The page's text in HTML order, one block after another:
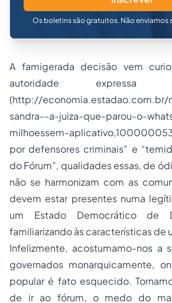
Os boletins são gratuitos. Não enviamos
A famigerada decisão vem
autoridade
(http://economia.estadao.com.br/
sandra--a-juiza-que-parou-o-
milhoessem-
por defensores criminais” e
do Fórum”, qualidades essas, de
não se harmonizam com as
devem estar presentes numa
um Estado Democrático de
familiarizando às características de
Infelizmente, acostumamo-nos a
governados monarquicamente,
popular é fato esquecido.
de ir ao fórum, o medo do